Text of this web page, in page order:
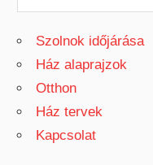
e
Szolnok időjárása
Ház alaprajzok
Otthon
Ház tervek
Kapcsolat